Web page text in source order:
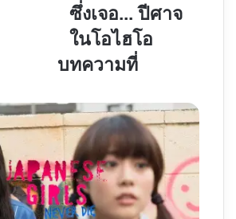
Ohio
|
เพียง
ดราม่า
ครอบครัว
หนึ่ง
ซึ่ง
เจอ...
ปีศาจ
ใน
ซึ่งเจอ... ปีศาจ
ในโอไฮโอ
บทความที่